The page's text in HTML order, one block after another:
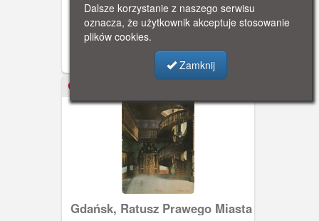
cesarza Wilhelma I na Górze Gradowej.
Cesarz w towarzystwie nadburmistrza
Wintera ogląda panoramę Gdańska.
Grupa w ciemnych surdutach to
rajcowie miejscy. Po prawej wiwatujący
został zawieszony w 1893 r. Został
ufundowany przez gdańskich
restauratorów - braci Alberta i Wilhelma
Jüncke. Prawdopodobnie przepadł w
czasie wojny. Brak danych o ewakuacji.
Gdańsk, Ratusz Prawego Miasta
Dalsze korzystanie z naszego serwisu
oznacza, że użytkownik akceptuje stosowanie
plików cookies.
Zamknij